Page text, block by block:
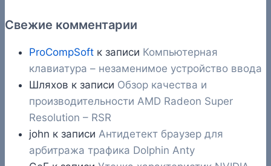
Свежие комментарии
ProCompSoft к записи Компьютерная
клавиатура – незаменимое устройство ввода
Шляхов к записи Обзор качества и
производительности AMD Radeon Super
Resolution – RSR
john к записи Антидетект браузер для
арбитража трафика Dolphin Anty